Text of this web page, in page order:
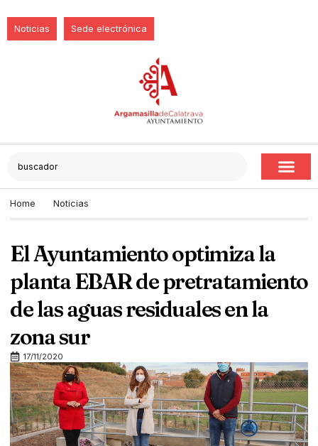
Noticias Sede electrónica
Home Noticias
El Ayuntamiento optimiza la
planta EBAR de pretratamiento
de las aguas residuales en la
zona sur
17/11/2020